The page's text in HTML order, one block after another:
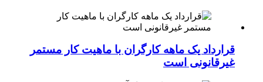
قرارداد یک ماهه کارگران با ماهیت کار مستمر
غیرقانونی است